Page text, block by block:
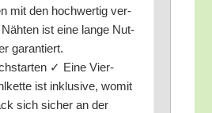
mit den hoch­wer­tig ver­
Näh­ten ist eine lan­ge Nut­
garantiert.
✓ Eine Vier­
ist inklu­si­ve, womit
sich sicher an der